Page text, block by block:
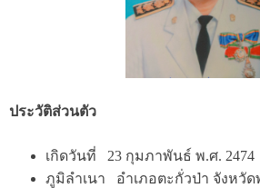
ประวัติส่วนตัว
เกิดวันที่ 23 กุมภาพันธ์ พ.ศ. 2474
ภูมิลำเนา อำเภอตะกั่วป่า จังหวัด